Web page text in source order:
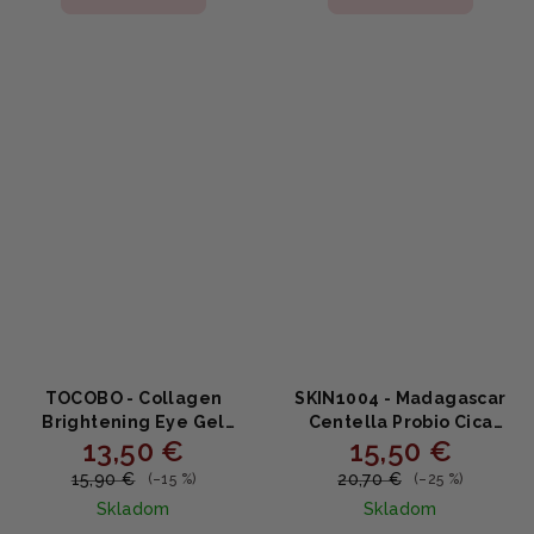
TOCOBO - Collagen
Brightening Eye Gel
Cream - Rozjasňujúce
krém na oči s kolagénom
13,50 €
15,90 € (–15 %)
Skladom
SKIN1004 - Madagascar
Centella Probio Cica
Bakuchiol Eye Cream -
očný krém 20ml
15,50 €
20,70 € (–25 %)
Skladom